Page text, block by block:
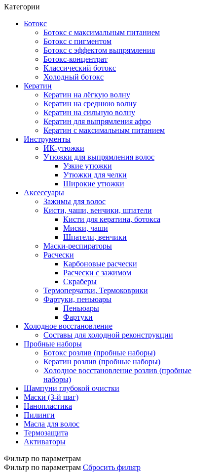
Категории
Ботокс
Ботокс с максимальным питанием
Ботокс с пигментом
Ботокс с эффектом выпрямления
Ботокс-концентрат
Классический ботокс
Холодный ботокс
Кератин
Кератин на лёгкую волну
Кератин на среднюю волну
Кератин на сильную волну
Кератин для выпрямления афро
Кератин с максимальным питанием
Инструменты
ИК-утюжки
Утюжки для выпрямления волос
Узкие утюжки
Утюжки для челки
Широкие утюжки
Аксессуары
Зажимы для волос
Кисти, чаши, венчики, шпатели
Кисти для кератина, ботокса
Миски, чаши
Шпатели, венчики
Маски-респираторы
Расчески
Карбоновые расчески
Расчески с зажимом
Скраберы
Термоперчатки, Термоковрики
Фартуки, пеньюары
Пеньюары
Фартуки
Холодное восстановление
Составы для холодной реконструкции
Пробные наборы
Ботокс розлив (пробные наборы)
Кератин розлив (пробные наборы)
Холодное восстановление розлив (пробные
наборы)
Шампуни глубокой очистки
Маски (3-й шаг)
Нанопластика
Пилинги
Масла для волос
Термозащита
Активаторы
Фильтр по параметрам
Фильтр по параметрам Сбросить фильтр